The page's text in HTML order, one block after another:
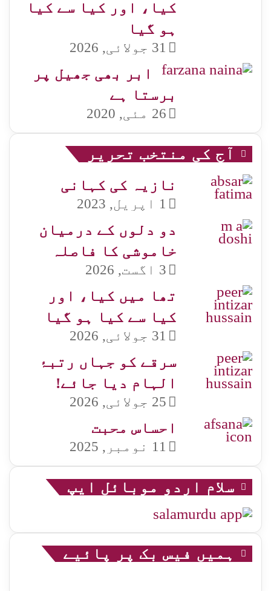
کیا، اور کیا سے کیا
ہو گیا
31 جولائی, 2026
ابر بھی جھیل پر
برستا ہے
26 مئی, 2020
آج کی منتخب تحریر
نازیہ کی کہانی
1 اپریل, 2023
دو دلوں کے درمیان
خاموشی کا فاصلہ
3 اگست, 2026
تھا میں کیا، اور
کیا سے کیا ہو گیا
31 جولائی, 2026
سرقے کو جہاں رتبۂ
الہام دیا جائے!
25 جولائی, 2026
احساس محبت
11 نومبر, 2025
سلام اردو موبائل ایپ
ہمیں فیس بک پر پائیے